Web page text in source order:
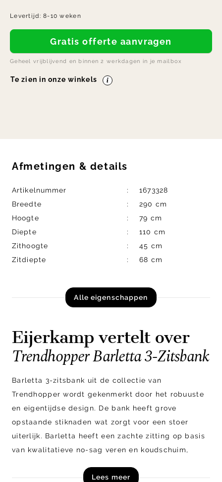
Levertijd:8-10 weken
Gratis offerte aanvragen
Geheel vrijblijvend en binnen 2 werkdagen in je mailbox
Te zien in onze winkels
Afmetingen & details
Artikelnummer
1673328
Breedte
290 cm
Hoogte
79 cm
Diepte
110 cm
Zithoogte
45 cm
Zitdiepte
68 cm
Alle eigenschappen
Eijerkamp vertelt over
Trendhopper Barletta 3-Zitsbank
Barletta 3-zitsbank uit de collectie van
Trendhopper wordt gekenmerkt door het robuuste
en eigentijdse design. De bank heeft grove
opstaande stiknaden wat zorgt voor een stoer
uiterlijk. Barletta heeft een zachte zitting op basis
van kwalitatieve no-sag veren en koudschuim,
getoonde uitvoering is Barletta ook verkrijgbaar als
Lees meer